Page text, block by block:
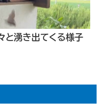
と湧き出てくる様子